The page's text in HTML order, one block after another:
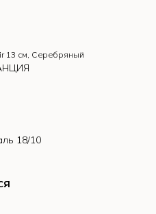
13 см, Серебряный
18/10